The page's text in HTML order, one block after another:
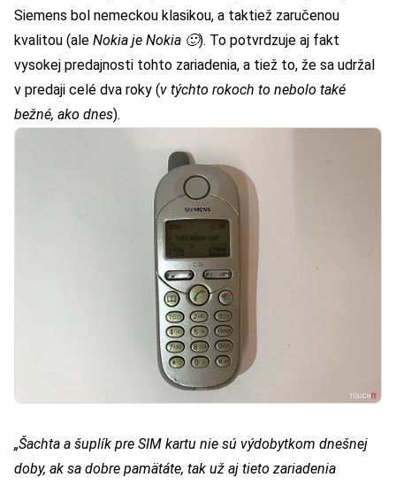
Siemens bol nemeckou klasikou, a taktiež zaručenou
kvalitou (ale Nokia je Nokia 🙂). To potvrdzuje aj fakt
vysokej predajnosti tohto zariadenia, a tiež to, že sa udržal
v predaji celé dva roky (v týchto rokoch to nebolo také
bežné, ako dnes).
„Šachta a šuplík pre SIM kartu nie sú výdobytkom dnešnej
doby, ak sa dobre pamätáte, tak už aj tieto zariadenia